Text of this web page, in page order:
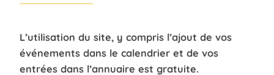
L’utilisation du site, y compris l’ajout de vos
événements dans le calendrier et de vos
entrées dans l’annuaire est gratuite.